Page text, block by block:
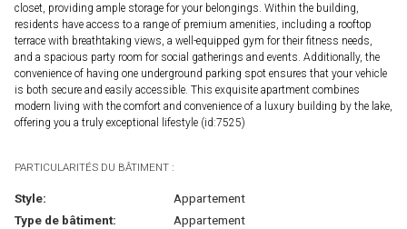
closet, providing ample storage for your belongings. Within the building,
residents have access to a range of premium amenities, including a rooftop
terrace with breathtaking views, a well-equipped gym for their fitness needs,
and a spacious party room for social gatherings and events. Additionally, the
convenience of having one underground parking spot ensures that your vehicle
is both secure and easily accessible. This exquisite apartment combines
modern living with the comfort and convenience of a luxury building by the lake,
offering you a truly exceptional lifestyle (id:7525)
PARTICULARITÉS DU BÂTIMENT :
Style:
Appartement
Type de bâtiment:
Appartement